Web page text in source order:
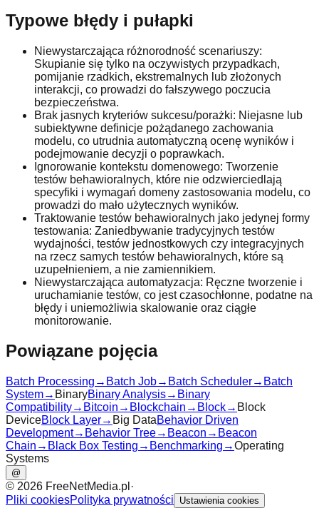
Typowe błędy i pułapki
Niewystarczająca różnorodność scenariuszy:
Skupianie się tylko na oczywistych przypadkach,
pomijanie rzadkich, ekstremalnych lub złożonych
interakcji, co prowadzi do fałszywego poczucia
bezpieczeństwa.
Brak jasnych kryteriów sukcesu/porażki: Niejasne lub
subiektywne definicje pożądanego zachowania
modelu, co utrudnia automatyczną ocenę wyników i
podejmowanie decyzji o poprawkach.
Ignorowanie kontekstu domenowego: Tworzenie
testów behawioralnych, które nie odzwierciedlają
specyfiki i wymagań domeny zastosowania modelu, co
prowadzi do mało użytecznych wyników.
Traktowanie testów behawioralnych jako jedynej formy
testowania: Zaniedbywanie tradycyjnych testów
wydajności, testów jednostkowych czy integracyjnych
na rzecz samych testów behawioralnych, które są
uzupełnieniem, a nie zamiennikiem.
Niewystarczająca automatyzacja: Ręczne tworzenie i
uruchamianie testów, co jest czasochłonne, podatne na
błędy i uniemożliwia skalowanie oraz ciągłe
monitorowanie.
Powiązane pojęcia
Batch Processing → Batch Job→ Batch Scheduler→ Batch
System→ BinaryBinary Analysis→ Binary
Compatibility→ Bitcoin → Blockchain → Block→ Block
DeviceBlock Layer→ Big DataBehavior Driven
Development→ Behavior Tree→ Beacon → Beacon
Chain → Black Box Testing → Benchmarking →Operating
Systems
@
© 2026 FreeNetMedia.pl ·
Pliki cookiesPolityka prywatności Ustawienia cookies